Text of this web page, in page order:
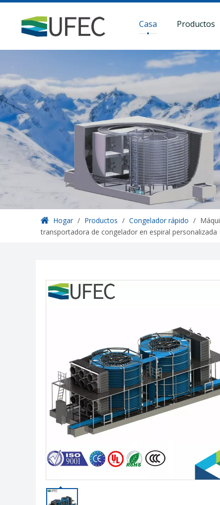
Casa Productos
Hogar / Productos / Congelador rápido /
transportadora de congelador en espiral personalizada